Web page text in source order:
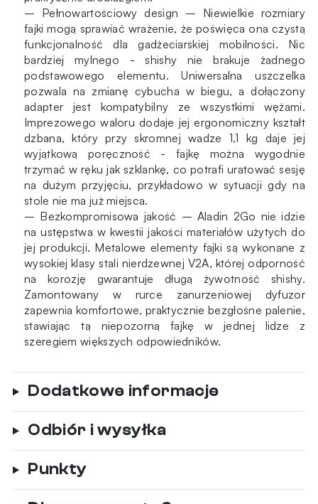
– Pełnowartościowy design – Niewielkie rozmiary
fajki mogą sprawiać wrażenie, że poświęca ona czystą
funkcjonalność dla gadżeciarskiej mobilności. Nic
bardziej mylnego - shishy nie brakuje żadnego
podstawowego elementu. Uniwersalna uszczelka
pozwala na zmianę cybucha w biegu, a dołączony
adapter jest kompatybilny ze wszystkimi wężami.
Imprezowego waloru dodaje jej ergonomiczny kształt
dzbana, który przy skromnej wadze 1,1 kg daje jej
wyjątkową poręczność - fajkę można wygodnie
trzymać w ręku jak szklankę, co potrafi uratować sesję
na dużym przyjęciu, przykładowo w sytuacji gdy na
stole nie ma już miejsca.
– Bezkompromisowa jakość – Aladin 2Go nie idzie
na ustępstwa w kwestii jakości materiałów użytych do
jej produkcji. Metalowe elementy fajki są wykonane z
wysokiej klasy stali nierdzewnej V2A, której odporność
na korozję gwarantuje długą żywotność shishy.
Zamontowany w rurce zanurzeniowej dyfuzor
zapewnia komfortowe, praktycznie bezgłośne palenie,
stawiając tą niepozorną fajkę w jednej lidze z
szeregiem większych odpowiedników.
Dodatkowe informacje
Odbiór i wysyłka
Punkty